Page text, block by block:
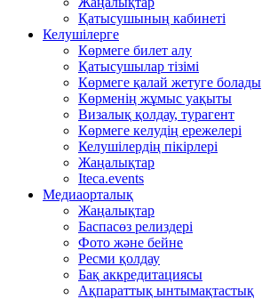
Қатысушының кабинеті
Келушілерге
Көрмеге билет алу
Қатысушылар тізімі
Көрмеге қалай жетуге болады
Көрменің жұмыс уақыты
Визалық қолдау, турагент
Көрмеге келудің ережелері
Келушілердің пікірлері
Жаңалықтар
Iteca.events
Медиаорталық
Жаңалықтар
Баспасөз релиздері
Фото және бейне
Ресми қолдау
Бақ аккредитациясы
Ақпараттық ынтымақтастық